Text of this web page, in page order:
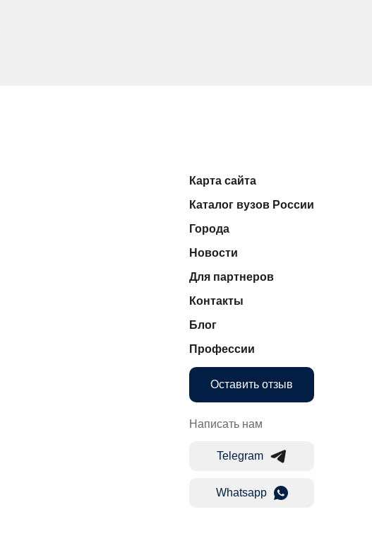
Карта сайта
Каталог вузов России
Города
Новости
Для партнеров
Контакты
Блог
Профессии
Оставить отзыв
Написать нам
Telegram
Whatsapp